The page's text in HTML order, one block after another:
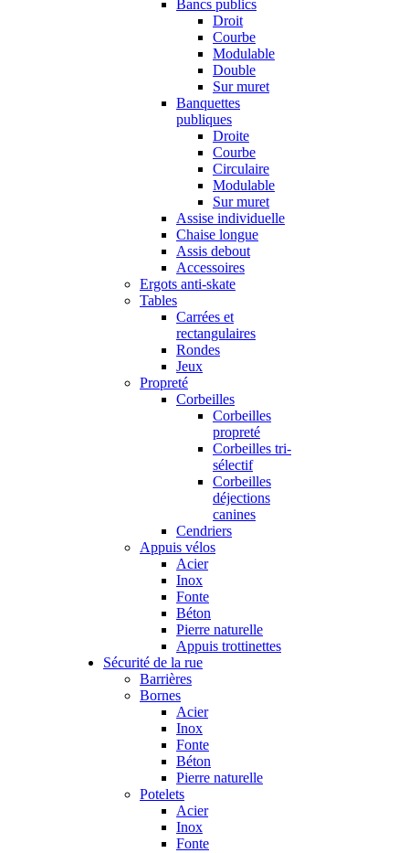
Bancs publics
Droit
Courbe
Modulable
Double
Sur muret
Banquettes
publiques
Droite
Courbe
Circulaire
Modulable
Sur muret
Assise individuelle
Chaise longue
Assis debout
Accessoires
Ergots anti-skate
Tables
Carrées et
rectangulaires
Rondes
Jeux
Propreté
Corbeilles
Corbeilles
propreté
Corbeilles tri-
sélectif
Corbeilles
déjections
canines
Cendriers
Appuis vélos
Acier
Inox
Fonte
Béton
Pierre naturelle
Appuis trottinettes
Sécurité de la rue
Barrières
Bornes
Acier
Inox
Fonte
Béton
Pierre naturelle
Potelets
Acier
Inox
Fonte